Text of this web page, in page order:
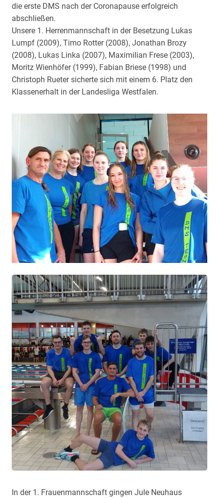
die erste DMS nach der Coronapause erfolgreich
abschließen.
Unsere 1. Herrenmannschaft in der Besetzung Lukas
Lumpf (2009), Timo Rotter (2008), Jonathan Brozy
(2008), Lukas Linka (2007), Maximilian Frese (2003),
Moritz Wienhöfer (1999), Fabian Briese (1998) und
Christoph Rueter sicherte sich mit einem 6. Platz den
Klassenerhalt in der Landesliga Westfalen.
In der 1. Frauenmannschaft gingen Jule Neuhaus